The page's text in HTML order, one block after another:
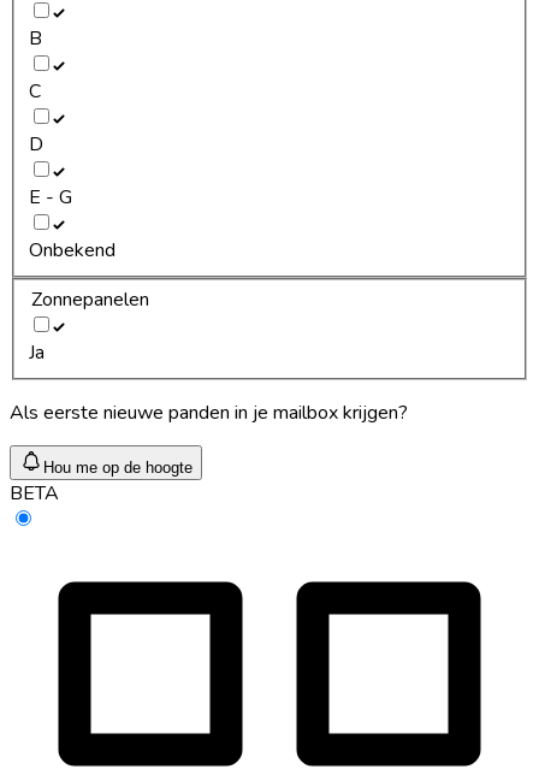
B
C
D
E - G
Onbekend
Zonnepanelen
Ja
Als eerste nieuwe panden in je mailbox krijgen?
Hou me op de hoogte
BETA